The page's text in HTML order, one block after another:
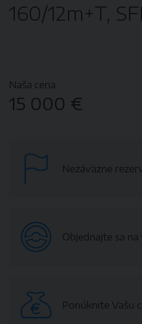
160/12m+T,
Naša cena
15 000 €
Nezáväzne
Objednajte sa
Ponúknite Vašu